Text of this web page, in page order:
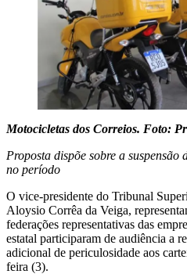
Motocicletas dos Correios. Foto:
Proposta dispõe sobre a
no período
O vice-presidente do Tribunal
Aloysio Corrêa da Veiga,
federações representativas das
estatal participaram de audiência a
adicional de periculosidade aos
feira (3).